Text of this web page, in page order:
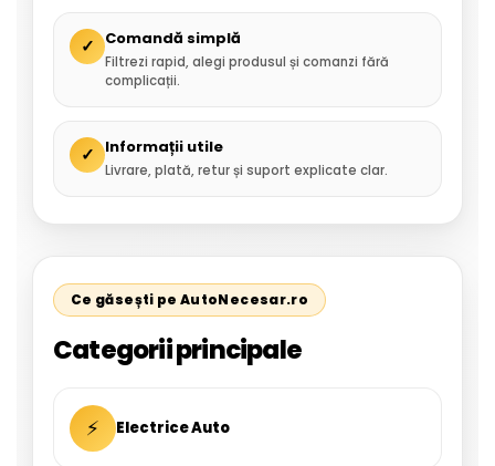
✓ Comandă simplă
Filtrezi rapid, alegi produsul și comanzi fără
complicații.
✓ Informații utile
Livrare, plată, retur și suport explicate clar.
Ce găsești pe AutoNecesar.ro
Categorii principale
⚡ Electrice Auto